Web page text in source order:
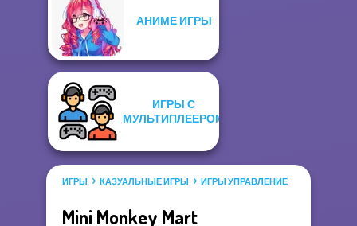
АНИМЕ ИГРЫ
ИГРЫ С
МУЛЬТИПЛЕЕРОМ
ИГРЫ КАЗУАЛЬНЫЕ ИГРЫ ИГРЫ УПРАВЛЕНИЕ
Mini Monkey Mart